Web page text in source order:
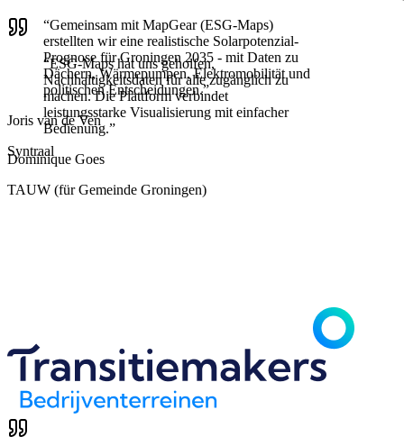
“ESG-Maps hat uns geholfen,
Nachhaltigkeitsdaten für alle zugänglich zu
machen. Die Plattform verbindet
leistungsstarke Visualisierung mit einfacher
Bedienung.”
Dominique Goes
TAUW (für Gemeinde Groningen)
“Gemeinsam mit MapGear (ESG-Maps)
erstellten wir eine realistische Solarpotenzial-
Prognose für Groningen 2035 - mit Daten zu
Dächern, Wärmepumpen, Elektromobilität und
politischen Entscheidungen.”
Joris van de Ven
Syntraal